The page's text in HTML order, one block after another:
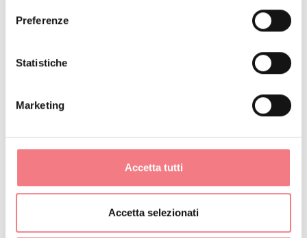
Preferenze
Statistiche
Marketing
Accetta tutti
Accetta selezionati
consigli per la tua vacanza in ogni stagione.
ISCRIVITI ALLA NEWSLETTER